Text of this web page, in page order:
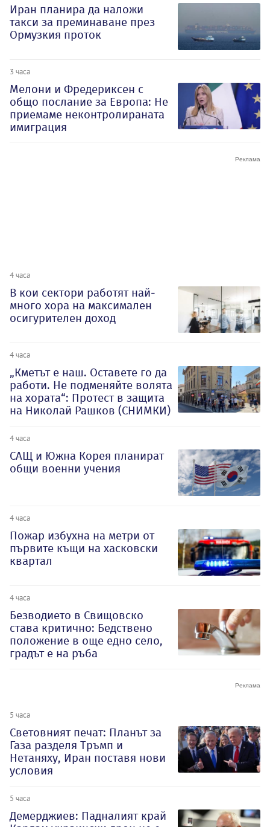
Иран планира да наложи
такси за преминаване през
Ормузкия проток
3 часа
Мелони и Фредериксен с
общо послание за Европа: Не
приемаме неконтролираната
имиграция
4 часа
В кои сектори работят най-
много хора на максимален
осигурителен доход
4 часа
„Кметът е наш. Оставете го да
работи. Не подменяйте волята
на хората“: Протест в защита
на Николай Рашков (СНИМКИ)
4 часа
САЩ и Южна Корея планират
общи военни учения
4 часа
Пожар избухна на метри от
първите къщи на хасковски
квартал
4 часа
Безводието в Свищовско
става критично: Бедствено
положение в още едно село,
градът е на ръба
5 часа
Световният печат: Планът за
Газа разделя Тръмп и
Нетаняху, Иран поставя нови
условия
5 часа
Демерджиев: Падналият край